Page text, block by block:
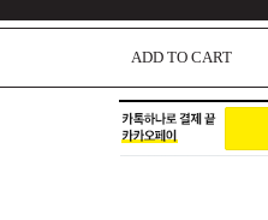
ADD TO CART